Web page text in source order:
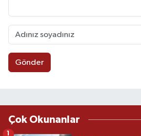
Gönder
Çok Okunanlar
1